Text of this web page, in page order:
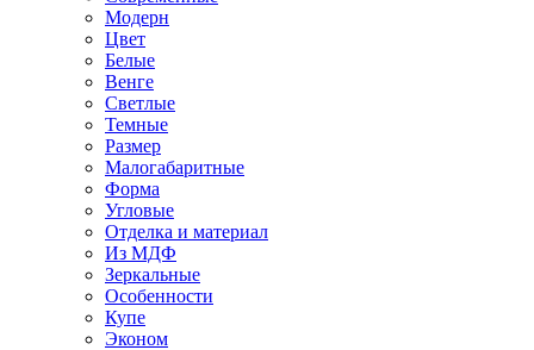
Модерн
Цвет
Белые
Венге
Светлые
Темные
Размер
Малогабаритные
Форма
Угловые
Отделка и материал
Из МДФ
Зеркальные
Особенности
Купе
Эконом